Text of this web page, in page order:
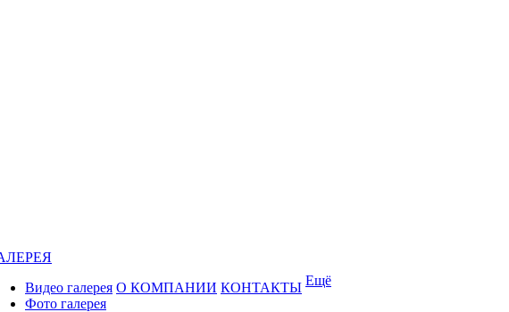
Видео галерея
Фото галерея
О КОМПАНИИ КОНТАКТЫ Ещё